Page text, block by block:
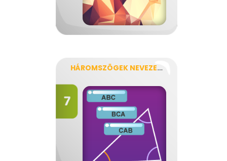
HÁROMSZÖGEK NEVEZETESSÉGEI